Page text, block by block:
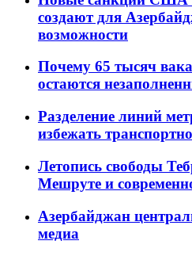
создают для
возможности
Почему 65 тысяч
остаются
Разделение линий
избежать
Летопись свободы
Мешруте и
Азербайджан
медиа